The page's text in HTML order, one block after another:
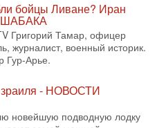
бойцы Ливане? Иран
ШАБАКА
Григорий Тамар, офицер
журналист, военный историк.
Гур-Арье.
- НОВОСТИ
новейшую подводную лодку